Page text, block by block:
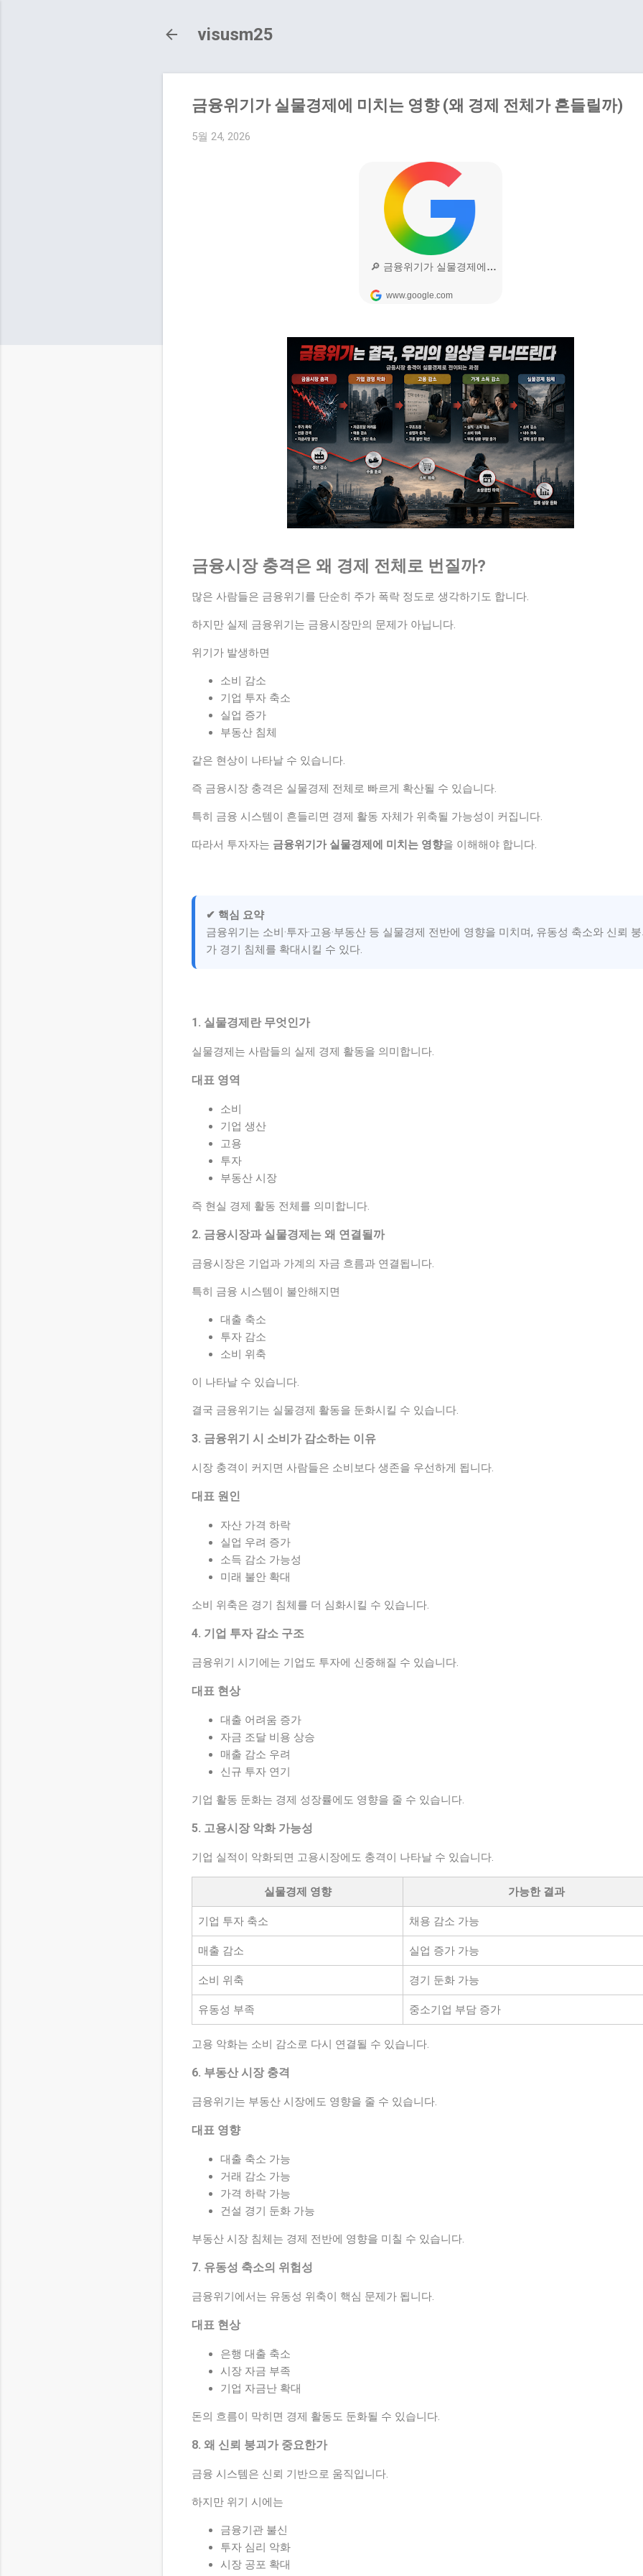
visusm25
금융위기가 실물경제에 미치는 영향 (왜 경제 전체가 흔들릴까)
5월 24, 2026
금융시장 충격은 왜 경제 전체로 번질까?
많은 사람들은 금융위기를 단순히 주가 폭락 정도로 생각하기도 합니다.
하지만 실제 금융위기는 금융시장만의 문제가 아닙니다.
위기가 발생하면
소비 감소
기업 투자 축소
실업 증가
부동산 침체
같은 현상이 나타날 수 있습니다.
즉 금융시장 충격은 실물경제 전체로 빠르게 확산될 수 있습니다.
특히 금융 시스템이 흔들리면 경제 활동 자체가 위축될 가능성이 커집니다.
따라서 투자자는 금융위기가 실물경제에 미치는 영향을 이해해야 합니다.
✔ 핵심 요약
금융위기는 소비·투자·고용·부동산 등 실물경제 전반에 영향을 미치며, 유동성 축소와 신뢰
가 경기 침체를 확대시킬 수 있다.
1. 실물경제란 무엇인가
실물경제는 사람들의 실제 경제 활동을 의미합니다.
대표 영역
소비
기업 생산
고용
투자
부동산 시장
즉 현실 경제 활동 전체를 의미합니다.
2. 금융시장과 실물경제는 왜 연결될까
금융시장은 기업과 가계의 자금 흐름과 연결됩니다.
특히 금융 시스템이 불안해지면
대출 축소
투자 감소
소비 위축
이 나타날 수 있습니다.
결국 금융위기는 실물경제 활동을 둔화시킬 수 있습니다.
3. 금융위기 시 소비가 감소하는 이유
시장 충격이 커지면 사람들은 소비보다 생존을 우선하게 됩니다.
대표 원인
자산 가격 하락
실업 우려 증가
소득 감소 가능성
미래 불안 확대
소비 위축은 경기 침체를 더 심화시킬 수 있습니다.
4. 기업 투자 감소 구조
금융위기 시기에는 기업도 투자에 신중해질 수 있습니다.
대표 현상
대출 어려움 증가
자금 조달 비용 상승
매출 감소 우려
신규 투자 연기
기업 활동 둔화는 경제 성장률에도 영향을 줄 수 있습니다.
5. 고용시장 악화 가능성
기업 실적이 악화되면 고용시장에도 충격이 나타날 수 있습니다.
실물경제 영향 가능한 결과
기업 투자 축소 채용 감소 가능
매출 감소 실업 증가 가능
소비 위축 경기 둔화 가능
유동성 부족 중소기업 부담 증가
고용 악화는 소비 감소로 다시 연결될 수 있습니다.
6. 부동산 시장 충격
금융위기는 부동산 시장에도 영향을 줄 수 있습니다.
대표 영향
대출 축소 가능
거래 감소 가능
가격 하락 가능
건설 경기 둔화 가능
부동산 시장 침체는 경제 전반에 영향을 미칠 수 있습니다.
7. 유동성 축소의 위험성
금융위기에서는 유동성 위축이 핵심 문제가 됩니다.
대표 현상
은행 대출 축소
시장 자금 부족
기업 자금난 확대
돈의 흐름이 막히면 경제 활동도 둔화될 수 있습니다.
8. 왜 신뢰 붕괴가 중요한가
금융 시스템은 신뢰 기반으로 움직입니다.
하지만 위기 시에는
금융기관 불신
투자 심리 악화
시장 공포 확대